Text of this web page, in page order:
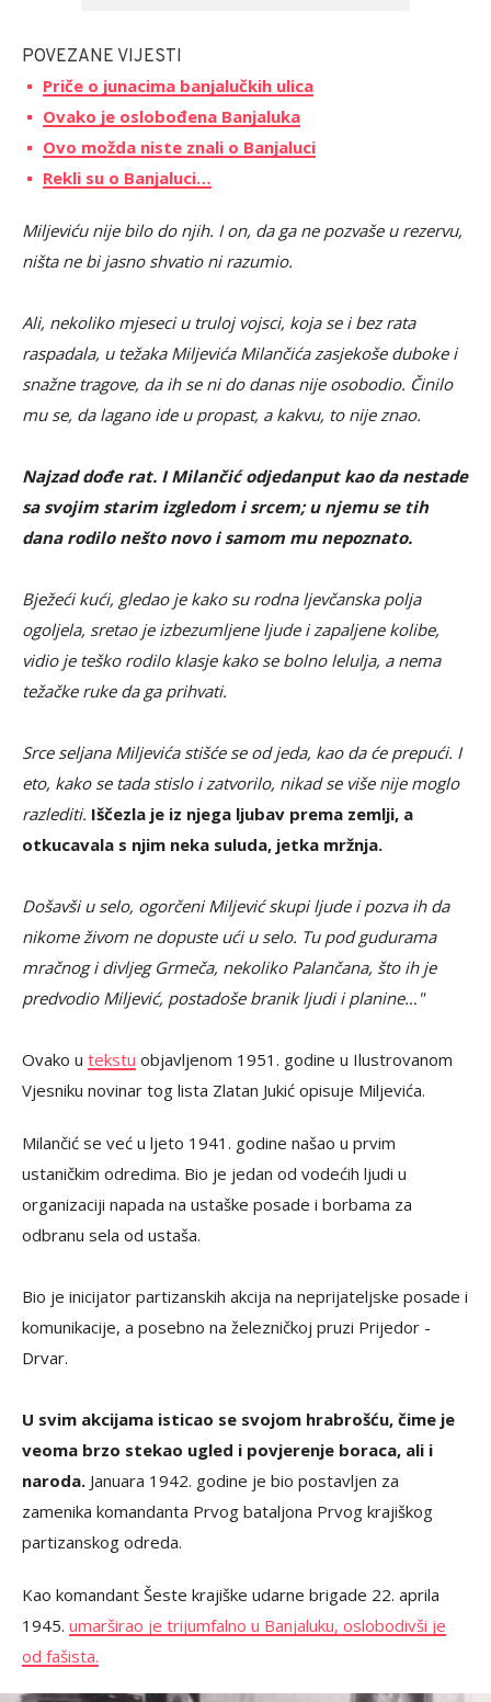
POVEZANE VIJESTI
Priče o junacima banjalučkih ulica
Ovako je oslobođena Banjaluka
Ovo možda niste znali o Banjaluci
Rekli su o Banjaluci…
Miljeviću nije bilo do njih. I on, da ga ne pozvaše u rezervu,
ništa ne bi jasno shvatio ni razumio.
Ali, nekoliko mjeseci u truloj vojsci, koja se i bez rata
raspadala, u težaka Miljevića Milančića zasjekoše duboke i
snažne tragove, da ih se ni do danas nije osobodio. Činilo
mu se, da lagano ide u propast, a kakvu, to nije znao.
Najzad dođe rat. I Milančić odjedanput kao da nestade
sa svojim starim izgledom i srcem; u njemu se tih
dana rodilo nešto novo i samom mu nepoznato.
Bježeći kući, gledao je kako su rodna ljevčanska polja
ogoljela, sretao je izbezumljene ljude i zapaljene kolibe,
vidio je teško rodilo klasje kako se bolno lelulja, a nema
težačke ruke da ga prihvati.
Srce seljana Miljevića stišće se od jeda, kao da će prepući. I
eto, kako se tada stislo i zatvorilo, nikad se više nije moglo
razlediti. Iščezla je iz njega ljubav prema zemlji, a
otkucavala s njim neka suluda, jetka mržnja.
Došavši u selo, ogorčeni Miljević skupi ljude i pozva ih da
nikome živom ne dopuste ući u selo. Tu pod gudurama
mračnog i divljeg Grmeča, nekoliko Palančana, što ih je
predvodio Miljević, postadoše branik ljudi i planine…"
Ovako u tekstu objavljenom 1951. godine u Ilustrovanom
Vjesniku novinar tog lista Zlatan Jukić opisuje Miljevića.
Milančić se već u ljeto 1941. godine našao u prvim
ustaničkim odredima. Bio je jedan od vodećih ljudi u
organizaciji napada na ustaške posade i borbama za
odbranu sela od ustaša.
Bio je inicijator partizanskih akcija na neprijateljske posade i
komunikacije, a posebno na železničkoj pruzi Prijedor -
Drvar.
U svim akcijama isticao se svojom hrabrošću, čime je
veoma brzo stekao ugled i povjerenje boraca, ali i
naroda. Januara 1942. godine je bio postavljen za
zamenika komandanta Prvog bataljona Prvog krajiškog
partizanskog odreda.
Kao komandant Šeste krajiške udarne brigade 22. aprila
1945. umarširao je trijumfalno u Banjaluku, oslobodivši je
od fašista.